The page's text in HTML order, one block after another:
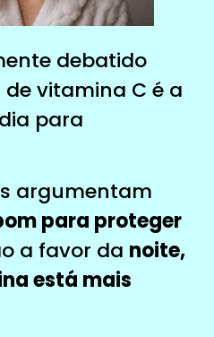
debatido
vitamina C é a
para
argumentam
para proteger
a favor da noite,
está mais